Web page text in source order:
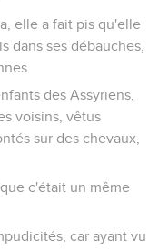
elle a fait pis qu'elle
dans ses débauches,
des Assyriens,
voisins, vêtus
sur des chevaux,
c'était un même
car ayant vu